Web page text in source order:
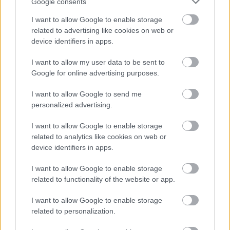
I want to allow Google to enable storage
related to advertising like cookies on web or
device identifiers in apps.
I want to allow my user data to be sent to
Google for online advertising purposes.
I want to allow Google to send me
personalized advertising.
I want to allow Google to enable storage
related to analytics like cookies on web or
device identifiers in apps.
I want to allow Google to enable storage
related to functionality of the website or app.
I want to allow Google to enable storage
related to personalization.
Krosno > Klasa B, gr. III - sytuacja w tabeli
Przed meczami 24. kolejki - Krosno > Klasa B, gr. III gospodarze (LKS
Wzdów) zajmują2. miejscew tabeli. Goście (Błękitni Jasienica Rosielna)
Poniżej znajdziesz także ostatnie mecze obu drużyn oraz statystyki
bramkowe.
LKS Wzdów vs. Błękitni Jasienica Rosielna - relacja, wynik na żywo,
transmisja
Wynik meczu LKS Wzdów - Błękitni Jasienica Rosielna znajdziesz na naszej
stronie zaraz po jego zakończeniu. Jeżeli szukasz informacji meczowych,
zajrzyj tutaj:LKS Wzdów vs. Błękitni Jasienica Rosielna - wynik,
składy, strzelcy
Jeżeli w internecie lub TV dostępna jest
albo innych spotkań
Krosno > Klasa B, gr. III na pewno znajdziesz takie informacje na naszym
portalu. Możliwe jednak, że nigdzie nie pojawi się stream online z tego